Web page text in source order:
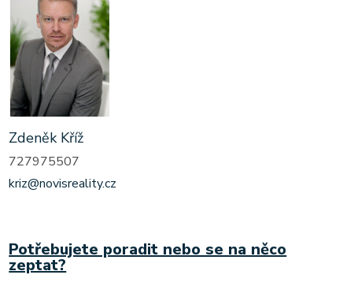
Zdeněk Kříž
727975507
kriz@novisreality.cz
Potřebujete poradit nebo se na něco
zeptat?